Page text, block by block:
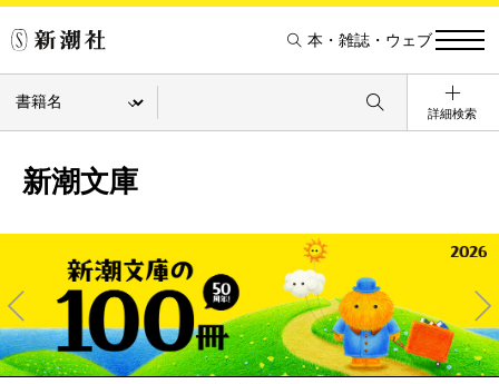
本・雑誌・ウェブ
詳細検索
新潮文庫
Pre
Ne